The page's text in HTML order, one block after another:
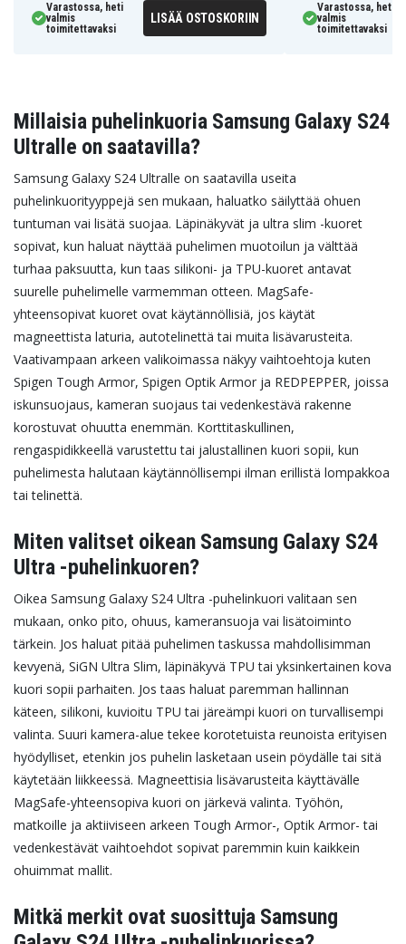
Varastossa, heti
valmis
toimitettavaksi
LISÄÄ OSTOSKORIIN
Varastossa, heti
valmis
toimitettavaksi
Millaisia puhelinkuoria Samsung Galaxy S24
Ultralle on saatavilla?
Samsung Galaxy S24 Ultralle on saatavilla useita
puhelinkuorityyppejä sen mukaan, haluatko säilyttää ohuen
tuntuman vai lisätä suojaa. Läpinäkyvät ja ultra slim -kuoret
sopivat, kun haluat näyttää puhelimen muotoilun ja välttää
turhaa paksuutta, kun taas silikoni- ja TPU-kuoret antavat
suurelle puhelimelle varmemman otteen. MagSafe-
yhteensopivat kuoret ovat käytännöllisiä, jos käytät
magneettista laturia, autotelinettä tai muita lisävarusteita.
Vaativampaan arkeen valikoimassa näkyy vaihtoehtoja kuten
Spigen Tough Armor, Spigen Optik Armor ja REDPEPPER, joissa
iskunsuojaus, kameran suojaus tai vedenkestävä rakenne
korostuvat ohuutta enemmän. Korttitaskullinen,
rengaspidikkeellä varustettu tai jalustallinen kuori sopii, kun
puhelimesta halutaan käytännöllisempi ilman erillistä lompakkoa
tai telinettä.
Miten valitset oikean Samsung Galaxy S24
Ultra -puhelinkuoren?
Oikea Samsung Galaxy S24 Ultra -puhelinkuori valitaan sen
mukaan, onko pito, ohuus, kameransuoja vai lisätoiminto
tärkein. Jos haluat pitää puhelimen taskussa mahdollisimman
kevyenä, SiGN Ultra Slim, läpinäkyvä TPU tai yksinkertainen kova
kuori sopii parhaiten. Jos taas haluat paremman hallinnan
käteen, silikoni, kuvioitu TPU tai järeämpi kuori on turvallisempi
valinta. Suuri kamera-alue tekee korotetuista reunoista erityisen
hyödylliset, etenkin jos puhelin lasketaan usein pöydälle tai sitä
käytetään liikkeessä. Magneettisia lisävarusteita käyttävälle
MagSafe-yhteensopiva kuori on järkevä valinta. Työhön,
matkoille ja aktiiviseen arkeen Tough Armor-, Optik Armor- tai
vedenkestävät vaihtoehdot sopivat paremmin kuin kaikkein
ohuimmat mallit.
Mitkä merkit ovat suosittuja Samsung